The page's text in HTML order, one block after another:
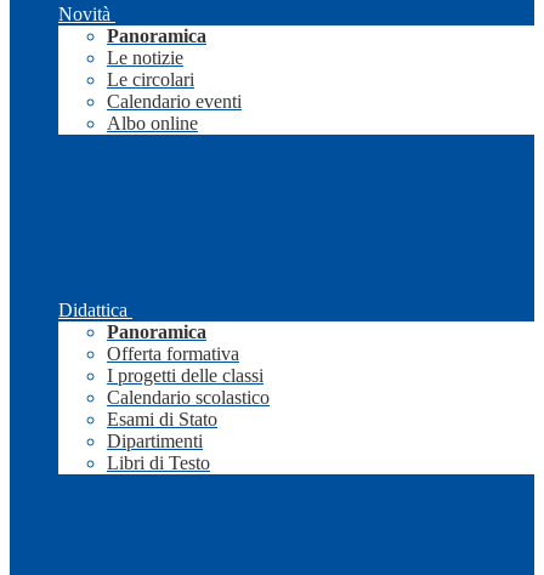
Novità
Panoramica
Le notizie
Le circolari
Calendario eventi
Albo online
Didattica
Panoramica
Offerta formativa
I progetti delle classi
Calendario scolastico
Esami di Stato
Dipartimenti
Libri di Testo